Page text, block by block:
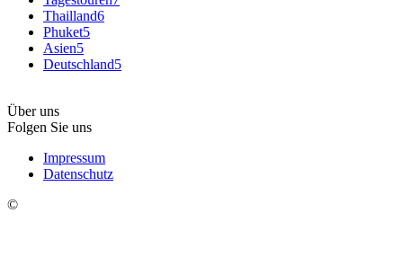
Thailland6
Phuket5
Asien5
Deutschland5
Über uns
Folgen Sie uns
Impressum
Datenschutz
©